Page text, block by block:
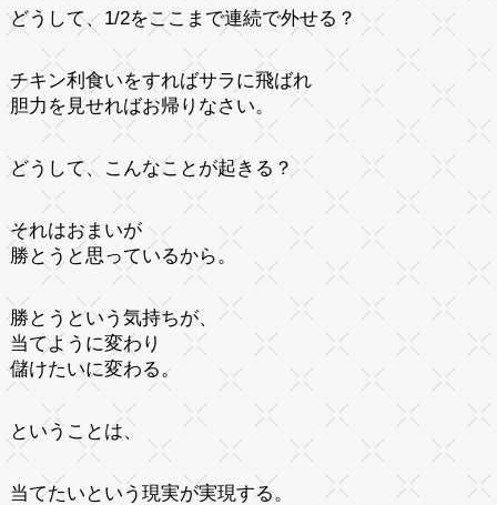
どうして、1/2をここまで連続で外せる？
チキン利食いをすればサラに飛ばれ
胆力を見せればお帰りなさい。
どうして、こんなことが起きる？
それはおまいが
勝とうと思っているから。
勝とうという気持ちが、
当てように変わり
儲けたいに変わる。
ということは、
当てたいという現実が実現する。